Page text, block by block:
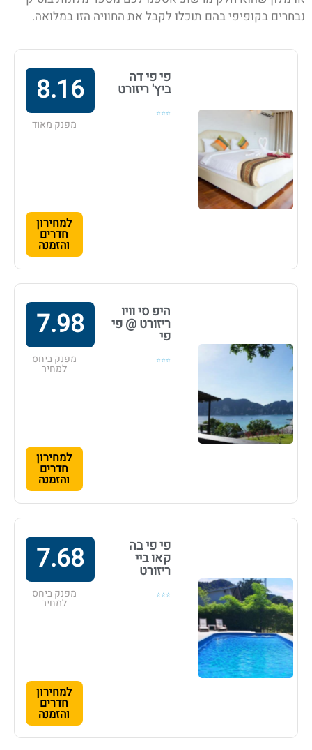
נבחרים בקופיפיבהם תוכלו לקבל את החוויה הזו במלואה.
פי פי דה
ביץ' ריזורט
⭐⭐⭐
8.16
מפנק מאוד
למחירון
חדרים
והזמנה
היפ סי וויו
ריזורט @ פי
פי
⭐⭐⭐
7.98
מפנק ביחס
למחיר
למחירון
חדרים
והזמנה
פי פי בה
קאו ביי
ריזורט
⭐⭐⭐
7.68
מפנק ביחס
למחיר
למחירון
חדרים
והזמנה